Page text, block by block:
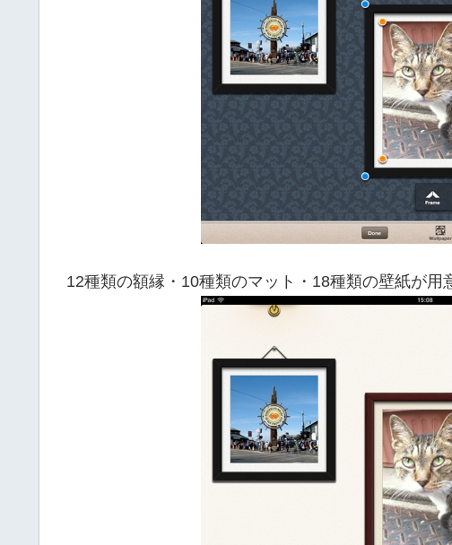
12種類の額縁・10種類のマット・18種類の壁紙が用